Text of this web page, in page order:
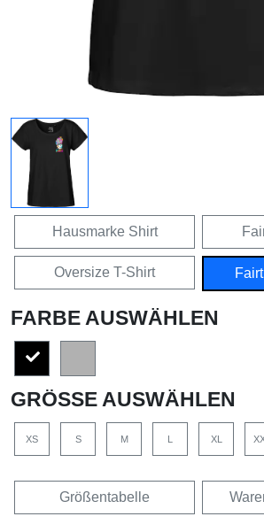
Hausmarke Shirt
Oversize T-Shirt
FARBE AUSWÄHLEN
GRÖSSE AUSWÄHLEN
XS S M L XL
Größentabelle